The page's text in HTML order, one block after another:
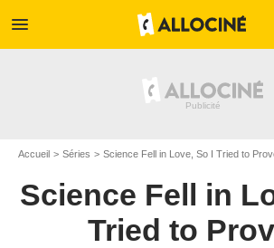
menu
Accueil Séries Science Fell in Love, So I Tried to
Science Fell in
Tried to